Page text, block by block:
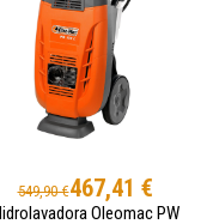
549,90 €467,41 €
Oleomac PW